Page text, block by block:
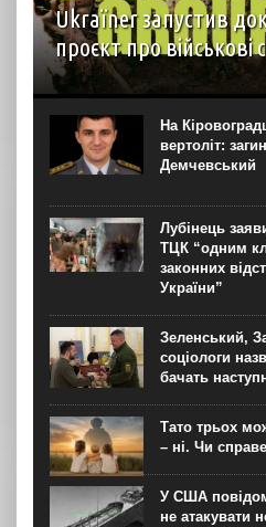
Ukraїner запустив
проєкт про військові
На YouTube-каналі Ukraїner W
першої серії нового
спільноти”. Про це
“Кожна серія присвячена
цінностям, внутрішній...
На
вертоліт:
Демчевський
Лубінець
ТЦК “одним
законних
України”
Зеленський,
соціологи
бачать
Тато трьох
– ні. Чи
У США
не атакувати